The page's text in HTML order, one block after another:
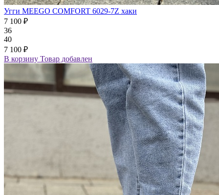
Угги MEEGO COMFORT 6029-7Z хаки
7 100 ₽
36
40
7 100 ₽
В корзину Товар добавлен